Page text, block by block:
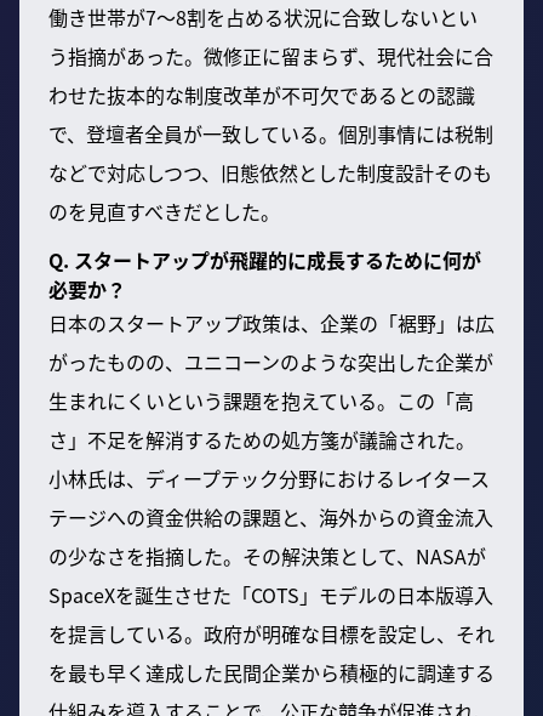
働き世帯が7～8割を占める状況に合致しないとい
う指摘があった。微修正に留まらず、現代社会に合
わせた抜本的な制度改革が不可欠であるとの認識
で、登壇者全員が一致している。個別事情には税制
などで対応しつつ、旧態依然とした制度設計そのも
のを見直すべきだとした。
Q. スタートアップが飛躍的に成長するために何が
必要か？
日本のスタートアップ政策は、企業の「裾野」は広
がったものの、ユニコーンのような突出した企業が
生まれにくいという課題を抱えている。この「高
さ」不足を解消するための処方箋が議論された。
小林氏は、ディープテック分野におけるレイタース
テージへの資金供給の課題と、海外からの資金流入
の少なさを指摘した。その解決策として、NASAが
SpaceXを誕生させた「COTS」モデルの日本版導入
を提言している。政府が明確な目標を設定し、それ
を最も早く達成した民間企業から積極的に調達する